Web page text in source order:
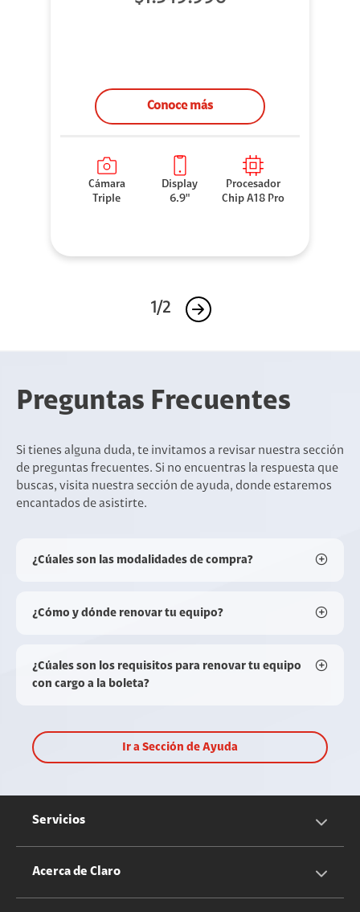
Conoce más
Cámara
Triple
Display
6.9"
Procesador
Chip A18 Pro
1/2
Preguntas Frecuentes
Si tienes alguna duda, te invitamos a revisar nuestra sección
de preguntas frecuentes. Si no encuentras la respuesta que
buscas, visita nuestra sección de ayuda, donde estaremos
encantados de asistirte.
¿Cúales son las modalidades de compra?
¿Cómo y dónde renovar tu equipo?
¿Cúales son los requisitos para renovar tu equipo
con cargo a la boleta?
Ir a Sección de Ayuda
Servicios
Servicios Móviles
Acerca de Claro